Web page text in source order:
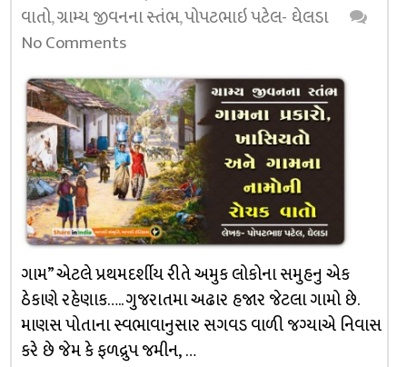
વાતો,ગ્રામ્ય જીવનના સ્તંભ,પોપટભાઇ પટેલ- ઘેલડા
No Comments
ગામ” એટલે પ્રથમદર્શીય રીતે અમુક લોકોના સમુહનુ એક
ઠેકાણે રહેણાક….. ગુજરાતમા અઢાર હજાર જેટલા ગામો છે.
માણસ પોતાના સ્વભાવાનુસાર સગવડ વાળી જગ્યાએ નિવાસ
કરે છે જેમ કે ફળદ્રુપ જમીન, …